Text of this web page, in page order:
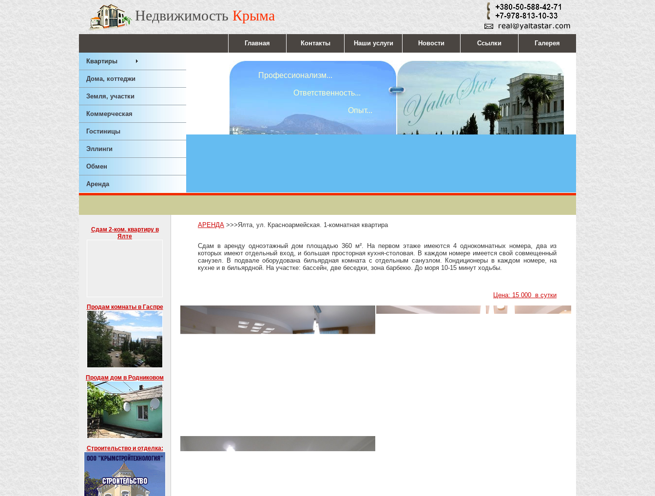
Недвижимость Крыма
Главная Контакты Наши услуги Новости Ссылки Галерея
Квартиры
Дома, коттеджи
Земля, участки
Коммерческая
Гостиницы
Эллинги
Обмен
Аренда
Профессионализм...
Ответственность...
Опыт...
Сдам 2-ком. квартиру в
Ялте
Продам комнаты в Гаспре
Продам дом в Родниковом
Строительство и отделка:
АРЕНДА >>>Ялта, ул. Красноармейская. 1-комнатная квартира
Сдам в аренду одноэтажный дом площадью 360 м². На первом этаже имеются 4 однокомнатных номера, два из
которых имеют отдельный вход, и большая просторная кухня-столовая. В каждом номере имеется свой совмещенный
санузел. В подвале оборудована бильярдная комната с отдельным санузлом. Кондиционеры в каждом номере, на
кухне и в бильярдной. На участке: бассейн, две беседки, зона барбекю. До моря 10-15 минут ходьбы.
Цена: 15 000 в сутки